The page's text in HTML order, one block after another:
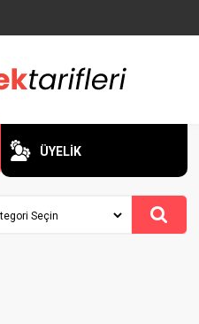
ÜYELİK